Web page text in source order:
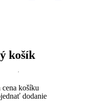
košík
cena košíku
košíku
dodanie